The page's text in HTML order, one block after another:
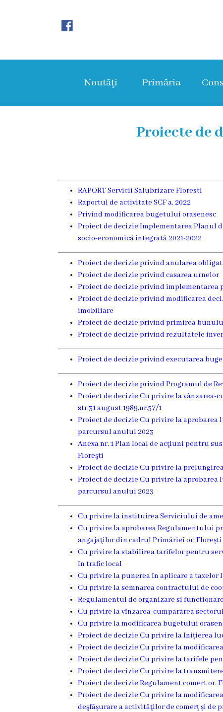
Structura,
Organigrama
Dispoziţiile
primarului
investiționale
Proiecte
prioritare
finanțare
finalizate
subordonate
Noutăţi Primăria
Proiecte de
RAPORT Servicii Salubrizare Floresti
Raportul de activitate SCF a. 2022
Privind modificarea bugetului orasenesc
Proiect de decizie Implementarea Planul
socio-economică integrată 2021-2022
Proiect de decizie privind anularea
Proiect de decizie privind casarea urnelor
Proiect de decizie privind implementarea
Proiect de decizie privind modificarea
imobiliare
Proiect de decizie privind primirea
Proiect de decizie privind rezultatele
Proiect de decizie privind executarea
Proiect de decizie privind Programul de
Proiect de decizie Cu privire la
str.31 august 1989,nr.57/1
Proiect de decizie Cu privire la
parcursul anului 2023
Anexa nr. 1 Plan local de acţiuni pentru
Floreşti
Proiect de decizie Cu privire la
Proiect de decizie Cu privire la
parcursul anului 2023
Cu privire la instituirea Serviciului de
Cu privire la aprobarea Regulamentului
angajaţilor din cadrul Primăriei or. Floreşti
Cu privire la stabilirea tarifelor pentru
în trafic local
Cu privire la punerea în aplicare a taxelor
Cu privire la semnarea contractului de
Regulamentul de organizare si
Cu privire la vînzarea-cumpararea
Cu privire la modificarea bugetului
Proiect de decizie Cu privire la Iniţierea
Proiect de decizie Cu privire la
Proiect de decizie Cu privire la tarifele
Proiect de decizie Cu privire la
Proiect de decizie Regulament comert or.
Proiect de decizie Cu privire la
deşfăşurare a activităţilor de comerţ şi de